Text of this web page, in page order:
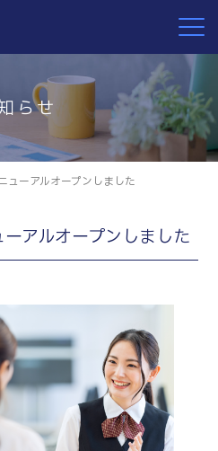
らせ
ューアルオープンしました
アルオープンしました